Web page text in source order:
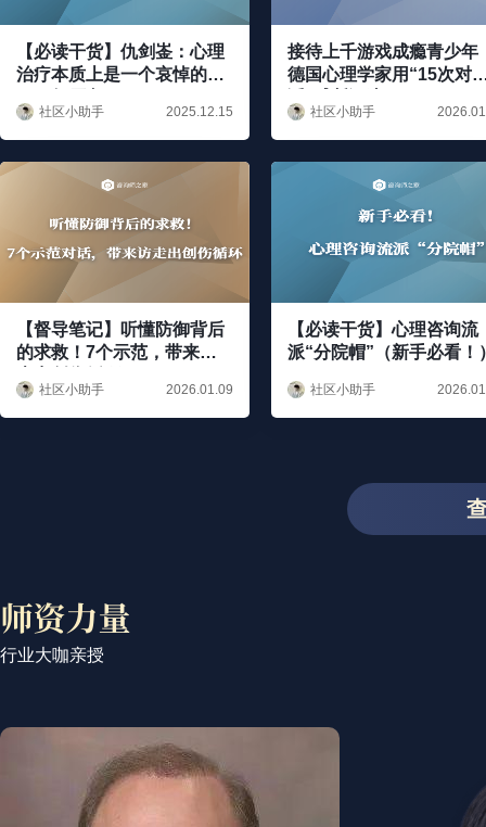
【必读干货】仇剑崟：心理
治疗本质上是一个哀悼的过
社区小助手 2025.12.15
接待上千游戏成瘾青少年
德国心理学家用“15次对
社区小助手
【督导笔记】听懂防御背后
的求救！7个示范，带来访
社区小助手 2026.01.09
【必读干货】心理咨询流
派“分院帽”（新手必看！
社区小助手
行业大咖亲授